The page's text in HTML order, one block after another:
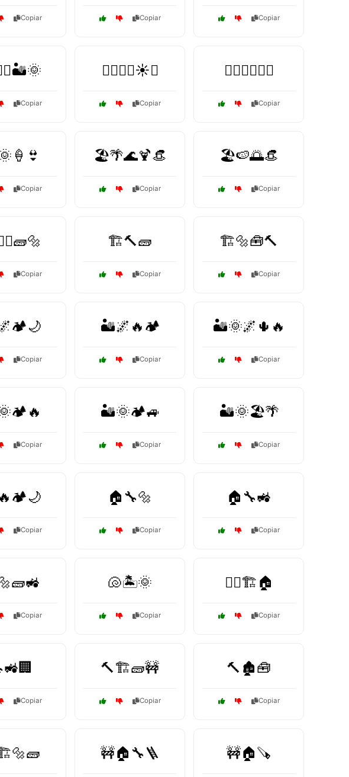
Copiar Copiar Copiar
Copiar
🏄‍♀️🏊‍♂️☀️🐠
Copiar
🏊‍♀️🏄‍♂️🌞🌊
Copiar
Copiar
🏖️🌴🌊🍹👒
Copiar
🏖️🍉🌅👒
Copiar
Copiar
🏗️🔨🧱
Copiar
🏗️🔩🧰🔨
Copiar
Copiar
🏜️🌌🔥🏕️
Copiar
🏜️🌞🌌🌵🔥
Copiar
Copiar
🏜️🌞🏕️🚙
Copiar
🏜️🌞🏖️🌴
Copiar
Copiar
🏠🔧🔩
Copiar
🏠🔧🚜
Copiar
Copiar
🐚🏝️🌞
Copiar
👷‍♀️🏗️🏠
Copiar
Copiar
🔨🏗️🧱🚧
Copiar
🔨🏚️🧰
Copiar
🚧🏠🔧🪜 🚧🏠🪚